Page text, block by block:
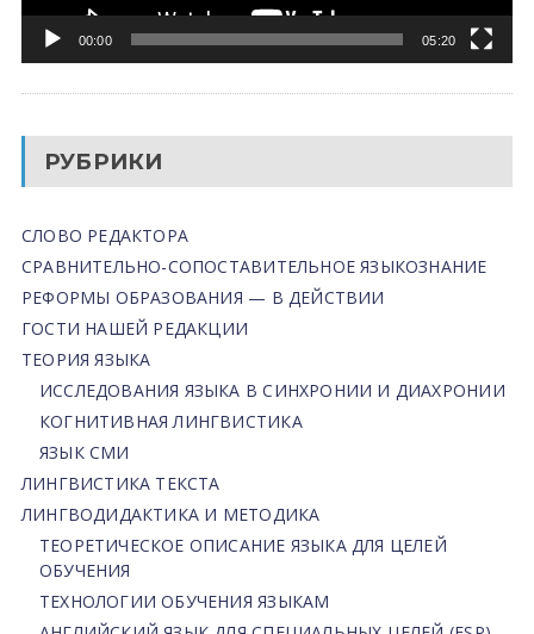
00:00 05:20
РУБРИКИ
СЛОВО РЕДАКТОРА
СРАВНИТЕЛЬНО-СОПОСТАВИТЕЛЬНОЕ ЯЗЫКОЗНАНИЕ
РЕФОРМЫ ОБРАЗОВАНИЯ — В ДЕЙСТВИИ
ГОСТИ НАШЕЙ РЕДАКЦИИ
ТЕОРИЯ ЯЗЫКА
ИССЛЕДОВАНИЯ ЯЗЫКА В СИНХРОНИИ И ДИАХРОНИИ
КОГНИТИВНАЯ ЛИНГВИСТИКА
ЯЗЫК СМИ
ЛИНГВИСТИКА ТЕКСТА
ЛИНГВОДИДАКТИКА И МЕТОДИКА
ТЕОРЕТИЧЕСКОЕ ОПИСАНИЕ ЯЗЫКА ДЛЯ ЦЕЛЕЙ
ОБУЧЕНИЯ
ТЕХНОЛОГИИ ОБУЧЕНИЯ ЯЗЫКАМ